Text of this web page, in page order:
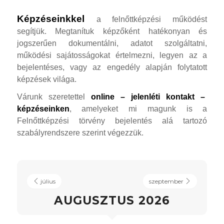
Képzéseinkkel
a felnőttképzési működést
segítjük. Megtanítuk képzőként hatékonyan és
jogszerűen dokumentálni, adatot szolgáltatni,
működési sajátosságokat értelmezni, legyen az a
bejelentéses, vagy az engedély alapján folytatott
képzések világa.
Várunk szeretettel online – jelenléti kontakt –
képzéseinken, amelyeket mi magunk is a
Felnőttképzési törvény bejelentés alá tartozó
szabályrendszere szerint végezzük.
július
AUGUSZTUS 2026
szeptember